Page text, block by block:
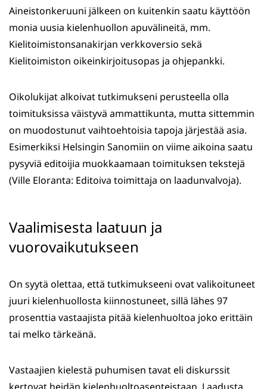
Aineistonkeruuni jälkeen on kuitenkin saatu käyttöön
monia uusia kielenhuollon apuvälineitä, mm.
Kielitoimistonsanakirjan verkkoversio sekä
Kielitoimiston oikeinkirjoitusopas ja ohjepankki.
Oikolukijat alkoivat tutkimukseni perusteella olla
toimituksissa väistyvä ammattikunta, mutta sittemmin
on muodostunut vaihtoehtoisia tapoja järjestää asia.
Esimerkiksi Helsingin Sanomiin on viime aikoina saatu
pysyviä editoijia muokkaamaan toimituksen tekstejä
(Ville Eloranta: Editoiva toimittaja on laadunvalvoja).
Vaalimisesta laatuun ja
vuorovaikutukseen
On syytä olettaa, että tutkimukseeni ovat valikoituneet
juuri kielenhuollosta kiinnostuneet, sillä lähes 97
prosenttia vastaajista pitää kielenhuoltoa joko erittäin
tai melko tärkeänä.
Vastaajien kielestä puhumisen tavat eli diskurssit